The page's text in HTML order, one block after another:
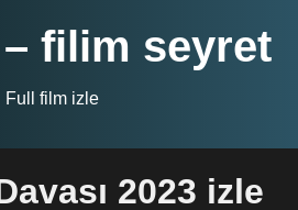
filim seyret
Full film izle
2023 izle